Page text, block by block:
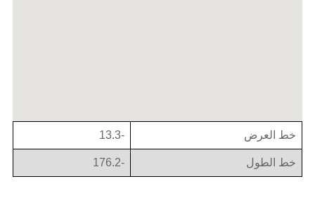
خط العرض -13.3
خط الطول -176.2